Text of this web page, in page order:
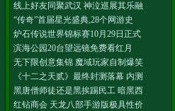
线上好友同聚武汉 神泣巡展其乐融
“传奇”首届星光盛典,28个网游史
炉石传说世界锦标赛10月29日正式
滨海公园20台望远镜免费看红月
无下限创意集锦 魔域玩家自制爆笑
《十二之天贰》最终封测落幕 内测
黑唐僧师徒还是黑挨踢民工 暗黑西
红钻商会 天龙八部手游版极具性价